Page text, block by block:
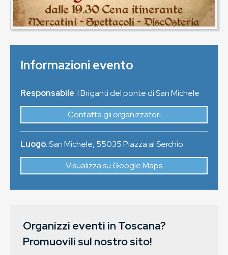
Informazioni evento
Responsabile: I Briganti del ponte di San Michele
Contatta gli organizzatori
Luogo:San Michele, 55035Piazza al Serchio
Visualizza su Google Maps
Organizzi eventi in Toscana?
Promuovili sul nostro sito!